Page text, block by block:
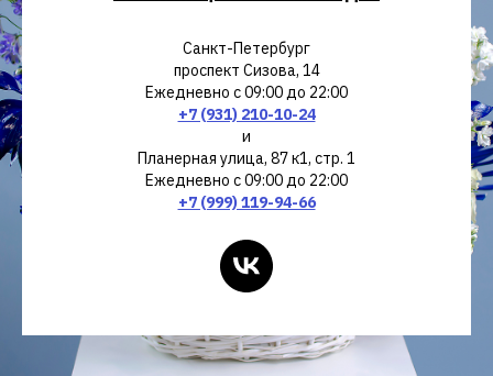
Санкт-Петербург
проспект Сизова, 14
Ежедневно с 09:00 до 22:00
+7 (931) 210-10-24
и
Планерная улица, 87 к1, стр. 1
Ежедневно с 09:00 до 22:00
+7 (999) 119-94-66